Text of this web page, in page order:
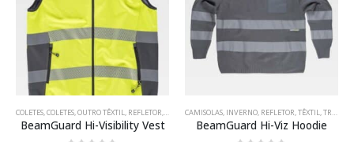
COLETES,COLETES,OUTRO TÊXTIL, REFLETOR, TÊXTIL,TRABALHO
BeamGuard Hi-Visibility Vest
CAMISOLAS, INVERNO, REFLETOR,TÊXTIL,TRABALHO
BeamGuard Hi-Viz Hoodie